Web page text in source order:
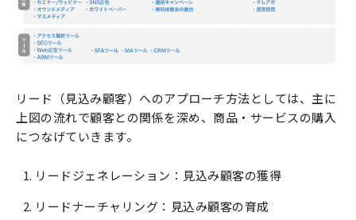
リード（見込み顧客）へのアプローチ方法としては、主に
上図の流れで顧客との関係を深め、商品・サービスの購入
につなげていきます。
リードジェネレーション：見込み顧客の獲得
リードナーチャリング：見込み顧客の育成